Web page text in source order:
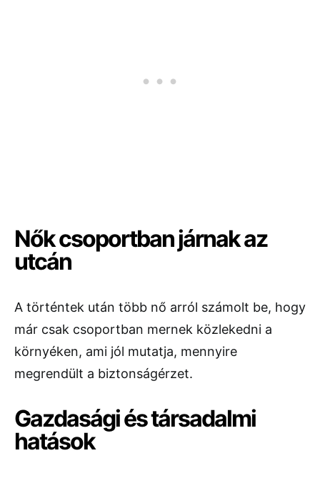
Nők csoportban járnak az
utcán
A történtek után több nő arról számolt be, hogy
már csak csoportban mernek közlekedni a
környéken, ami jól mutatja, mennyire
megrendült a biztonságérzet.
Gazdasági és társadalmi
hatások